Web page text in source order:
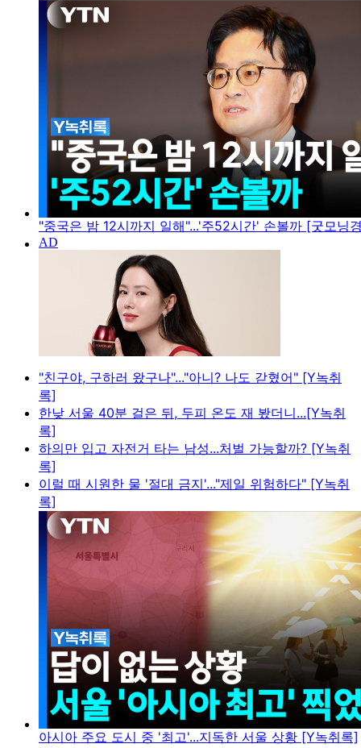
"중국은 밤 12시까지 일해"...'주52시간' 손볼까 [굿모닝
"친구야, 구하러 왔구나"..."아니? 나도 갇혔어" [Y녹취
록]
한낮 서울 40분 걸은 뒤, 두피 온도 재 봤더니...[Y녹취
록]
하의만 입고 자전거 타는 남성...처벌 가능할까? [Y녹취
록]
이럴 때 시원한 물 '절대 금지'..."제일 위험하다" [Y녹취
록]
아시아 주요 도시 중 '최고'...지독한 서울 상황 [Y녹취록]